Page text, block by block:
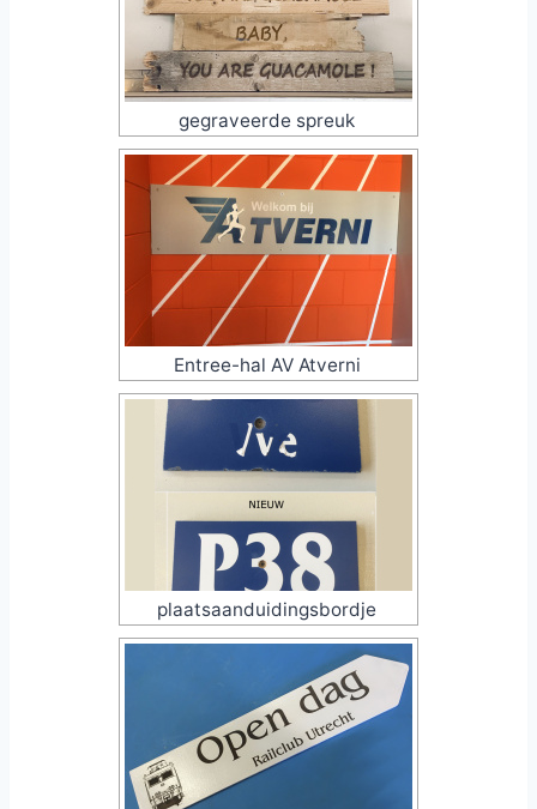
gegraveerde spreuk
Entree-hal AV Atverni
plaatsaanduidingsbordje